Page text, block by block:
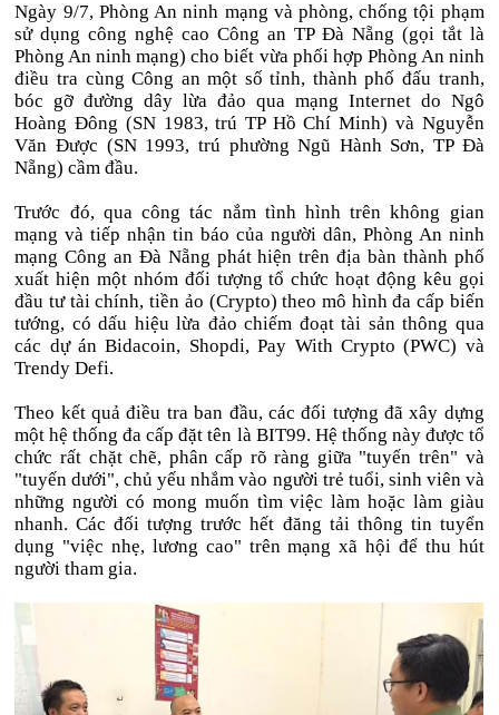
Ngày 9/7, Phòng An ninh mạng và phòng, chống tội phạm
sử dụng công nghệ cao Công an TP Đà Nẵng (gọi tắt là
Phòng An ninh mạng) cho biết vừa phối hợp Phòng An ninh
điều tra cùng Công an một số tỉnh, thành phố đấu tranh,
bóc gỡ đường dây lừa đảo qua mạng Internet do Ngô
Hoàng Đông (SN 1983, trú TP Hồ Chí Minh) và Nguyễn
Văn Được (SN 1993, trú phường Ngũ Hành Sơn, TP Đà
Nẵng) cầm đầu.
Trước đó, qua công tác nắm tình hình trên không gian
mạng và tiếp nhận tin báo của người dân, Phòng An ninh
mạng Công an Đà Nẵng phát hiện trên địa bàn thành phố
xuất hiện một nhóm đối tượng tổ chức hoạt động kêu gọi
đầu tư tài chính, tiền ảo (Crypto) theo mô hình đa cấp biến
tướng, có dấu hiệu lừa đảo chiếm đoạt tài sản thông qua
các dự án Bidacoin, Shopdi, Pay With Crypto (PWC) và
Trendy Defi.
Theo kết quả điều tra ban đầu, các đối tượng đã xây dựng
một hệ thống đa cấp đặt tên là BIT99. Hệ thống này được tổ
chức rất chặt chẽ, phân cấp rõ ràng giữa "tuyến trên" và
"tuyến dưới", chủ yếu nhắm vào người trẻ tuổi, sinh viên và
những người có mong muốn tìm việc làm hoặc làm giàu
nhanh. Các đối tượng trước hết đăng tải thông tin tuyển
dụng "việc nhẹ, lương cao" trên mạng xã hội để thu hút
người tham gia.